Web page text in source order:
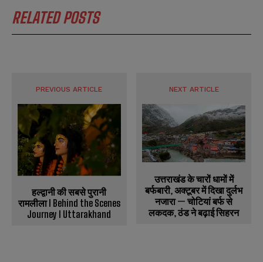
RELATED POSTS
PREVIOUS ARTICLE
हल्द्वानी की सबसे पुरानी
रामलीला l Behind the Scenes
Journey l Uttarakhand
NEXT ARTICLE
उत्तराखंड के चारों धामों में
बर्फबारी, अक्टूबर में दिखा दुर्लभ
नजारा — चोटियां बर्फ से
लकदक, ठंड ने बढ़ाई सिहरन